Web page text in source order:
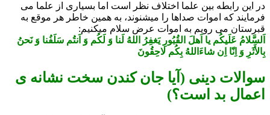
در این رابطه بین علما اختلاف نظر است اما بسیاری از علما می
فرمایند که اموات صداها را میشنوند، به همین خاطر هر موقع به
قبرستان می رویم به اموات عرض سلام میکنیم:
اَلسَّلامُ عَلَیکُم یا اَهلَ القُبُورِ یَغفِرُ اللهُ لَنا وَ لَکُم وَ اَنتُم سَلَفُنا وَ نَحنُ
بِالأَثَرِ وَ اِنّا اِن شاءَاللهُ بِکُم لاحِقُونَ
سوالات دینی (آیا جان کندن سخت نشانه ی
اعمال بد است؟)